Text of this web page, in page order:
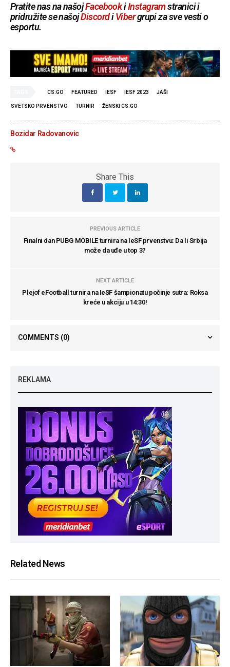
Pratite nas na našojFacebookiInstagramstranici i
pridružite se našojDiscordiVibergrupi za sve vesti o
esportu.
CS:GO FEATURED IESF IESF 2023 JAŠI
SVETSKO PRVENSTVO TURNIR ŽENSKI CS:GO
Bozidar Radovanovic
Share This
PREVIOUS ARTICLE
Finalni dan PUBG MOBILE turnira na IeSF prvenstvu: Da li Srbija
može da uđe u top 3?
NEXT ARTICLE
Plejof eFootball turnira na IeSF šampionatu počinje sutra: Roksa
kreće u akciju u 14:30!
COMMENTS (0)
REKLAMA
Related News